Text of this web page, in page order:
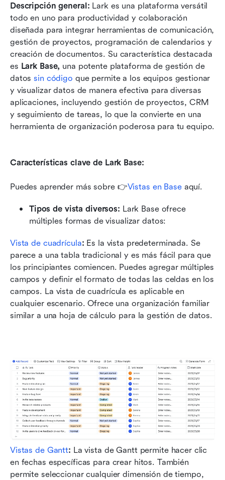
Descripción general: Lark es una plataforma versátil
todo en uno para productividad y colaboración
diseñada para integrar herramientas de comunicación,
gestión de proyectos, programación de calendarios y
creación de documentos. Su característica destacada
es Lark Base, una potente plataforma de gestión de
datos sin código que permite a los equipos gestionar
y visualizar datos de manera efectiva para diversas
aplicaciones, incluyendo gestión de proyectos, CRM
y seguimiento de tareas, lo que la convierte en una
Características clave de Lark Base:
Puedes aprender más sobre 👉Vistas en Base aquí.
Tipos de vista diversos: Lark Base ofrece
múltiples formas de visualizar datos:
Vista de cuadrícula: Es la vista predeterminada. Se
parece a una tabla tradicional y es más fácil para que
los principiantes comiencen. Puedes agregar múltiples
campos y definir el formato de todas las celdas en los
campos. La vista de cuadrícula es aplicable en
cualquier escenario. Ofrece una organización familiar
similar a una hoja de cálculo para la gestión de datos.
Vistas de Gantt: La vista de Gantt permite hacer clic
en fechas específicas para crear hitos. También
permite seleccionar cualquier dimensión de tiempo,